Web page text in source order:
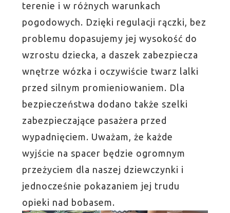
terenie i w różnych warunkach
pogodowych. Dzięki regulacji rączki, bez
problemu dopasujemy jej wysokość do
wzrostu dziecka, a daszek zabezpiecza
wnętrze wózka i oczywiście twarz lalki
przed silnym promieniowaniem. Dla
bezpieczeństwa dodano także szelki
zabezpieczające pasażera przed
wypadnięciem. Uważam, że każde
wyjście na spacer będzie ogromnym
przeżyciem dla naszej dziewczynki i
jednocześnie pokazaniem jej trudu
opieki nad bobasem.